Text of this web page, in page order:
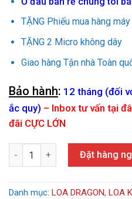
TẶNG Phiếu mua hàng
TẶNG 2 Micro không dây
Giao hàng Tận nhà Toàn
Bảo hành: 12 tháng (đối
ắc quy) – Inbox tư vấn tại
đãi CỰC LỚN
LOA KÉO DI ĐỘNG LOA ĐIỆN
Đặt hàng
Danh mục: LOA DRAGON, LOA